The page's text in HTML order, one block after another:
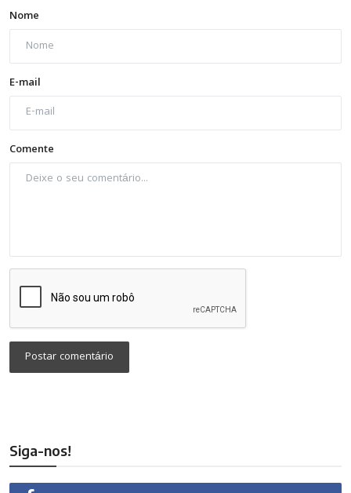
Nome
E-mail
Comente
Postar comentário
Siga-nos!